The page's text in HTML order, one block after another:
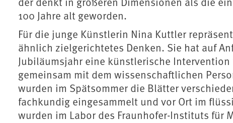
100 Jahre alt geworden.
Für die junge Künstlerin Nina Kuttler
ähnlich zielgerichtetes Denken. Sie hat auf
Jubiläumsjahr eine künstlerische
gemeinsam mit dem wissenschaftlichen
wurden im Spätsommer die Blätter
fachkundig eingesammelt und vor Ort im
wurden im Labor des Fraunhofer-Instituts für